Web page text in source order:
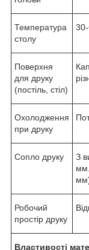
Температура
столу
Поверхня
для друку
(постіль, стіл)
Охолодження
при друку
Сопло друку
З
Робочий
простір друку
Властивості